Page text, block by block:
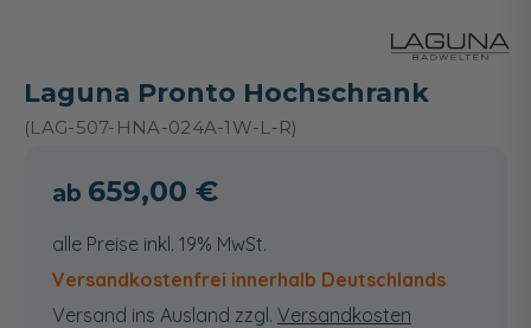
Laguna Pronto Hochschrank
(LAG-507-HNA-024A-1W-L-R)
659,00 €
alle Preise inkl. 19% MwSt.
Versandkostenfrei innerhalb Deutschlands
Versand ins Ausland zzgl. Versandkosten